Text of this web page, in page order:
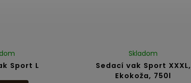
Sport L
Sedací vak Sport XXXL,
Ekokoža, 750l
Skladom